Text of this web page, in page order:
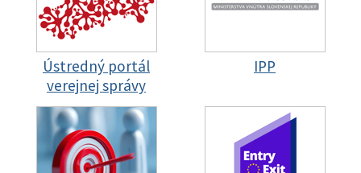
Ústredný portál
verejnej správy
IPP